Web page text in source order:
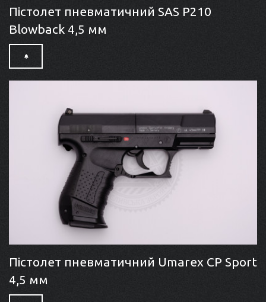
Пістолет пневматичний SAS P210
Blowback 4,5 мм
Пістолет пневматичний Umarex CP Sport
4,5 мм